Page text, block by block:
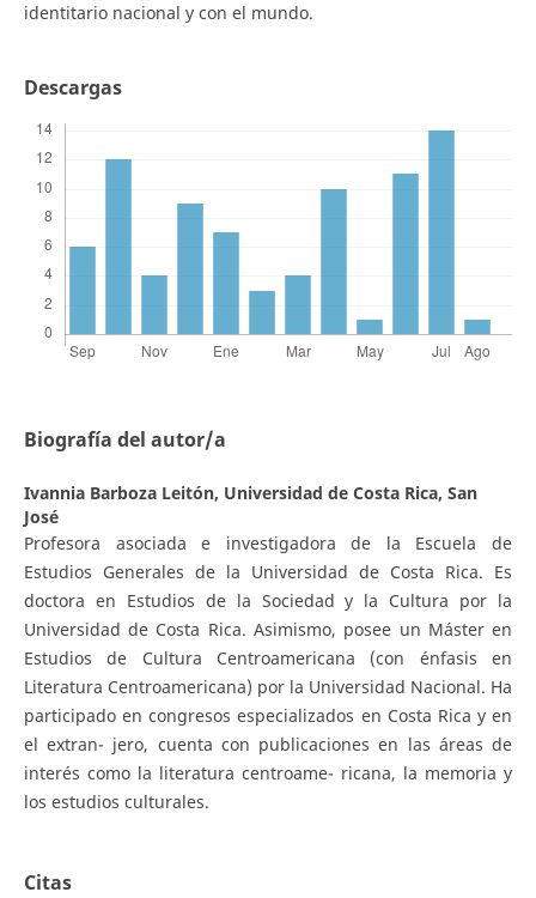
identitario nacional y con el mundo.
Descargas
Biografía del autor/a
Ivannia Barboza Leitón, Universidad de Costa Rica, San
José
Profesora asociada e investigadora de la Escuela de
Estudios Generales de la Universidad de Costa Rica. Es
doctora en Estudios de la Sociedad y la Cultura por la
Universidad de Costa Rica. Asimismo, posee un Máster en
Estudios de Cultura Centroamericana (con énfasis en
Literatura Centroamericana) por la Universidad Nacional. Ha
participado en congresos especializados en Costa Rica y en
el extran- jero, cuenta con publicaciones en las áreas de
interés como la literatura centroame- ricana, la memoria y
los estudios culturales.
Citas